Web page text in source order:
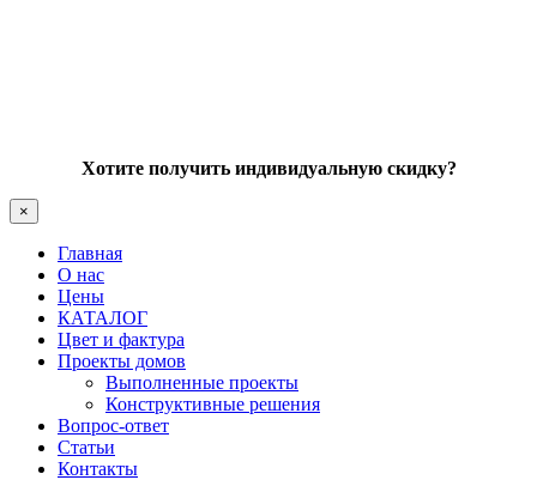
Хотите получить индивидуальную скидку?
×
Главная
О нас
Цены
КАТАЛОГ
Цвет и фактура
Проекты домов
Выполненные проекты
Конструктивные решения
Вопрос-ответ
Статьи
Контакты